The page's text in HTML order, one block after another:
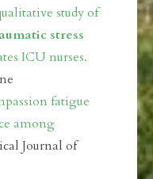
study of
stress
ICU nurses.
fatigue
among
Journal of